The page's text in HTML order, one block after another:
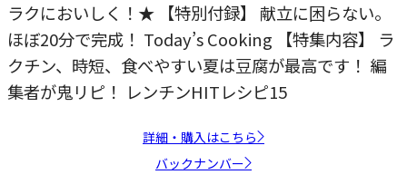
ラクにおいしく！★ 【特別付録】 献立に困らない。
ほぼ20分で完成！ Today’s Cooking 【特集内容】 ラ
クチン、時短、食べやすい夏は豆腐が最高です！ 編
集者が鬼リピ！ レンチンHITレシピ15
詳細・購入はこちら
バックナンバー